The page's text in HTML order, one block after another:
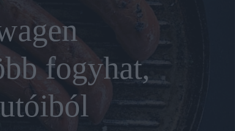
fogyhat,